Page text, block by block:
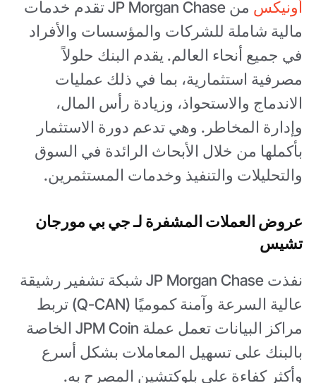
أونيكس
من JP Morgan Chase تقدم خدمات
مالية شاملة للشركات والمؤسسات والأفراد
في جميع أنحاء العالم. يقدم البنك حلولاً
مصرفية استثمارية، بما في ذلك عمليات
الاندماج والاستحواذ، وزيادة رأس المال،
وإدارة المخاطر. وهي تدعم دورة الاستثمار
بأكملها من خلال الأبحاث الرائدة في السوق
والتحليلات والتنفيذ وخدمات المستثمرين.
عروض العملات المشفرة لـ جي بي مورجان
تشيس
نفذت JP Morgan Chase شبكة تشفير رشيقة
عالية السرعة وآمنة كموميًا (Q-CAN) تربط
مراكز البيانات تعمل عملة JPM Coin الخاصة
بالبنك على تسهيل المعاملات بشكل أسرع
وأكثر كفاءة على بلوكتشين المصرح به.